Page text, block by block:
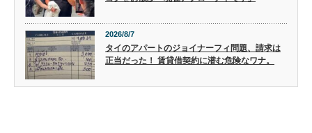
2026/8/7
タイのアパートのジョイナーフィ問題、請求は
正当だった！ 賃貸借契約に潜む危険なワナ。